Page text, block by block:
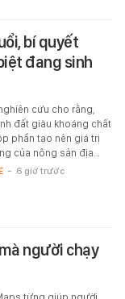
bí quyết
đang sinh
cứu cho rằng,
đất giàu khoáng chất
phần tạo nên giá trị
của nông sản địa…
- 6 giờ trước
người chạy